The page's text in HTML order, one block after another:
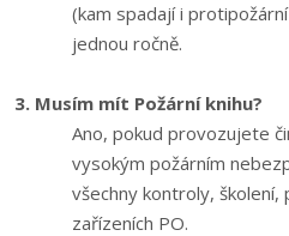
(kam spadají i
jednou ročně.
3. Musím mít Požární knihu?
Ano, pokud provozujete
vysokým požárním
všechny kontroly, školení,
zařízeních PO.